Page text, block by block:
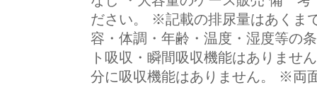
ださい。 ※記載の排尿量はあくま
容・体調・年齢・温度・湿度等の
ト吸収・瞬間吸収機能はありませ
分に吸収機能はありません。 ※両